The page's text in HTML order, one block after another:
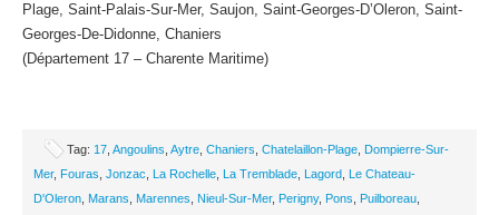
Plage, Saint-Palais-Sur-Mer, Saujon, Saint-Georges-D’Oleron, Saint-
Georges-De-Didonne, Chaniers
(Département 17 – Charente Maritime)
Tag: 17 Angoulins Aytre Chaniers Chatelaillon-Plage Dompierre-Sur-
Mer, Fouras Jonzac La Rochelle La Tremblade Lagord Le Chateau-
D'Oleron Marans Marennes Nieul-Sur-Mer, Perigny, Pons Puilboreau